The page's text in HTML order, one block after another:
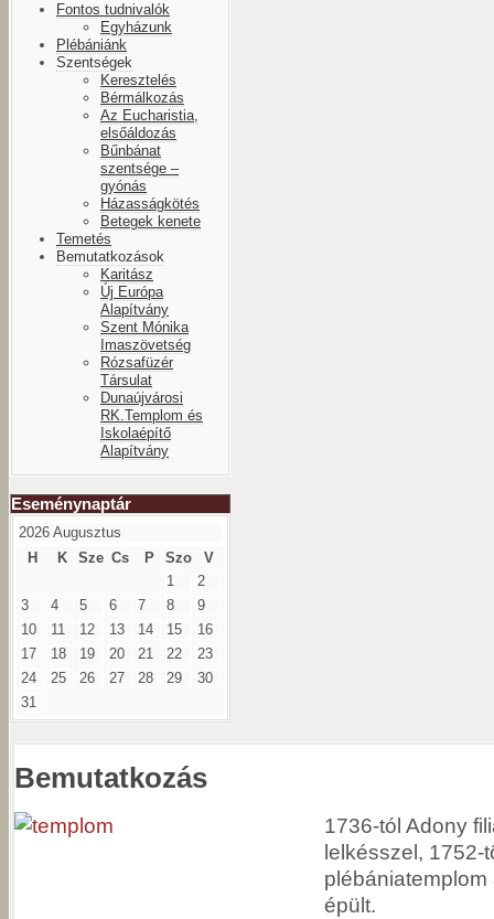
Fontos tudnivalók
Egyházunk
Plébániánk
Szentségek
Keresztelés
Bérmálkozás
Az Eucharistia,
elsőáldozás
Bűnbánat
szentsége –
gyónás
Házasságkötés
Betegek kenete
Temetés
Bemutatkozások
Karitász
Új Európa
Alapítvány
Szent Mónika
Imaszövetség
Rózsafüzér
Társulat
Dunaújvárosi
RK.Templom és
Iskolaépítő
Alapítvány
Eseménynaptár
2026 Augusztus
H
K Sze Cs P Szo
V
1
2
3
4 5 6 7 8
9
10
11 12 13 14 15
16
17
18 19 20 21 22
23
24
25 26 27 28 29
30
31
Bemutatkozás
1736-tól Adony
lelkésszel, 1752-
épült.